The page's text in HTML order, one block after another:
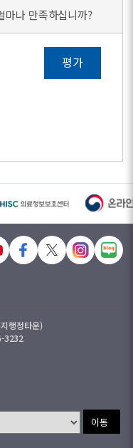
마나 만족하십니까?
평가
행정타운)
3232
이동